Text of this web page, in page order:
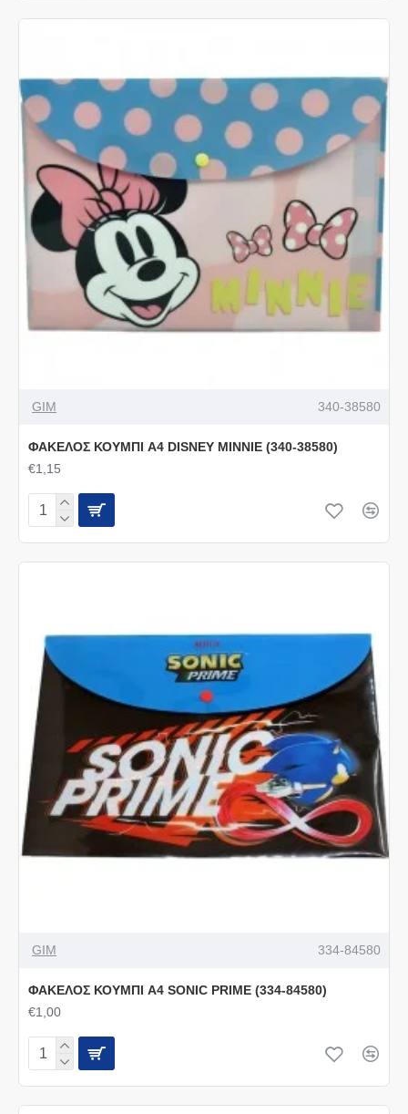
GIM 340-38580
ΦΑΚΕΛΟΣ ΚΟΥΜΠΙ A4 DISNEY MINNIE (340-38580)
€1,15
GIM 334-84580
ΦΑΚΕΛΟΣ ΚΟΥΜΠΙ A4 SONIC PRIME (334-84580)
€1,00